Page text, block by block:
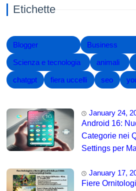
Etichette
Blogger Business
Scienza e tecnologia animali
chatgpt fiera uccelli seo
January 24,
Android 16:
Categorie nei
Settings per
January 17,
Fiere